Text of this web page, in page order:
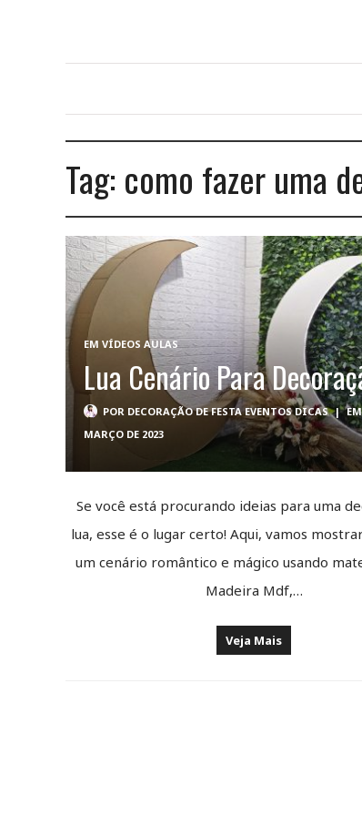
Tag: como fazer uma
EM VÍDEOS AULAS
Lua Cenário Para
POR DECORAÇÃO DE FESTA EVENTOS DICAS | EM
MARÇO DE 2023
Se você está procurando ideias para uma
lua, esse é o lugar certo! Aqui, vamos
um cenário romântico e mágico usando
Madeira Mdf,…
Veja Mais